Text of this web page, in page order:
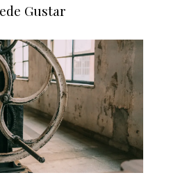
Gustar